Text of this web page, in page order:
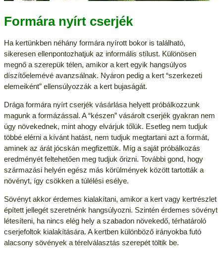
Formára nyírt cserjék
Ha kertünkben néhány formára nyírott bokor is található,
sikeresen ellenpontozhatjuk az informális stílust. Különösen
megnő a szerepük télen, amikor a kert egyik hangsúlyos
díszítőelemévé avanzsálnak. Nyáron pedig a kert “szerkezeti
elemeiként” ellensúlyozzák a kert bujaságát.
Drága formára nyírt cserjék vásárlása helyett próbálkozzunk
magunk a formázással. A “készen” vásárolt cserjék gyakran nem
úgy növekednek, mint ahogy elvárjuk tőlük. Esetleg nem tudjuk
többé elérni a kívánt hatást, nem tudjuk megtartani azt a formát,
aminek az árát jócskán megfizettük. Míg a saját próbálkozás
eredményét feltehetően meg tudjuk őrizni. További gond, hogy
származási helyén egész más körülmények között tartották a
növényt, így csökken a túlélési esélye.
Sövényt akkor érdemes kialakítani, amikor a kert vagy kertrészlet
épített jellegét szeretnénk hangsúlyozni. Szintén érdemes sövényt
létesíteni, ha nincs elég hely a szabadon növekedő, térhatároló
cserjefoltok kialakítására. A kertben különböző irányokba futó
alacsony sövények a térelválasztás szerepét töltik be.